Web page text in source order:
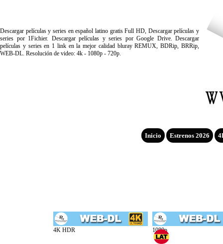
Descargar películas y series en español latino gratis Full HD, Descargar películas y
series por 1Fichier. Descargar películas y series por Google Drive. Descargar
películas y series en 1 link en la mejor calidad bluray REMUX, BDRip, BRRip,
WEB-DL. Resolución de video: 4k - 1080p - 720p.
Inicio Estrenos 2026